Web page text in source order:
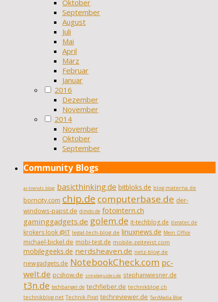
Oktober
September
August
Juli
Mai
April
März
Februar
Januar
2016
Dezember
November
2014
November
Oktober
September
Community Blogs
ai-trends.blog basicthinking.de bitbloks.de blog.materna.de
borncity.com chip.de computerbase.de der-
windows-papst.de dimdo.de fotointern.ch
gaminggadgets.de golem.de it-techblog.de iteratec.de
krokers look @IT legal-tech-blog.de linuxnews.de Mein Office
michael-bickel.de mobi-test.de mobile-zeitgeist.com
mobilegeeks.de nerdsheaven.de netz-blog.de
newgadgets.de NotebookCheck.com pc-
welt.de pcshow.de simpleguides.de stephanwiesner.de
t3n.de techbanger.de techfieber.de technikblog.ch
technikblog.net Technik Pirat techreviewer.de TenMedia Blog